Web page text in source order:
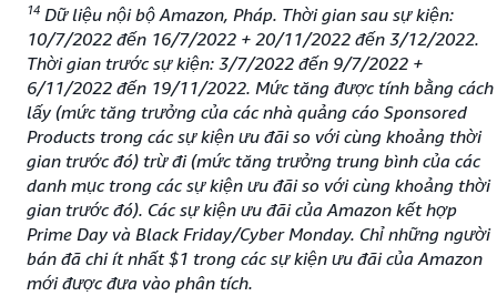
14 Dữ liệu nội bộ Amazon, Pháp. Thời gian sau sự kiện:
10/7/2022 đến 16/7/2022 + 20/11/2022 đến 3/12/2022.
Thời gian trước sự kiện: 3/7/2022 đến 9/7/2022 +
6/11/2022 đến 19/11/2022. Mức tăng được tính bằng cách
lấy (mức tăng trưởng của các nhà quảng cáo Sponsored
Products trong các sự kiện ưu đãi so với cùng khoảng thời
gian trước đó) trừ đi (mức tăng trưởng trung bình của các
danh mục trong các sự kiện ưu đãi so với cùng khoảng thời
gian trước đó). Các sự kiện ưu đãi của Amazon kết hợp
Prime Day và Black Friday/Cyber Monday. Chỉ những người
bán đã chi ít nhất $1 trong các sự kiện ưu đãi của Amazon
mới được đưa vào phân tích.